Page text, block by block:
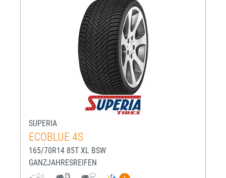
SUPERIA
ECOBLUE 4S
165/70R14 85T XL BSW
GANZJAHRESREIFEN